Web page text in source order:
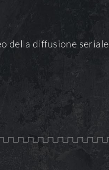
della diffusione